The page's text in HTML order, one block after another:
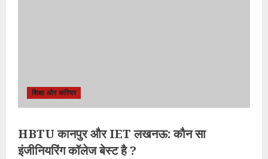
शिक्षा और करियर
HBTU कानपुर और IET लखनऊ: कौन सा
इंजीनियरिंग कॉलेज बेस्ट है ?